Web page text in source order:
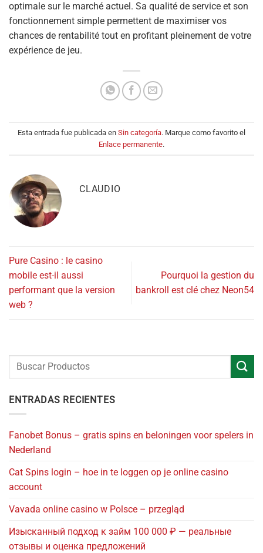
optimale sur le marché actuel. Sa qualité de service et son
fonctionnement simple permettent de maximiser vos
chances de rentabilité tout en profitant pleinement de votre
expérience de jeu.
Esta entrada fue publicada en Sin categoría. Marque como favorito el
Enlace permanente.
CLAUDIO
Pure Casino : le casino
mobile est-il aussi
performant que la version
web ?
Pourquoi la gestion du
bankroll est clé chez Neon54
ENTRADAS RECIENTES
Fanobet Bonus – gratis spins en beloningen voor spelers in
Nederland
Cat Spins login – hoe in te loggen op je online casino
account
Vavada online casino w Polsce – przegląd
Изысканный подход к займ 100 000 ₽ — реальные
отзывы и оценка предложений